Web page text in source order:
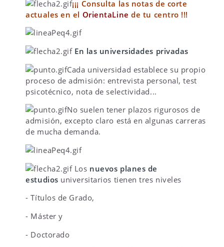
¡¡¡ Consulta las notas de corte
actuales en el OrientaLine de tu centro !!!
En las universidades privadas
Cada universidad establece su propio
proceso de admisión: entrevista personal, test
psicotécnico, nota de selectividad...
No suelen tener plazos rigurosos de
admisión, excepto claro está en algunas carreras
de mucha demanda.
Los nuevos planes de
estudios universitarios tienen tres niveles
- Títulos de Grado,
- Máster y
- Doctorado